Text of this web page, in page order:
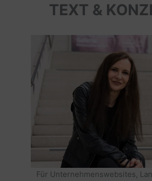
TEXT &
Für Unternehmenswebsites,